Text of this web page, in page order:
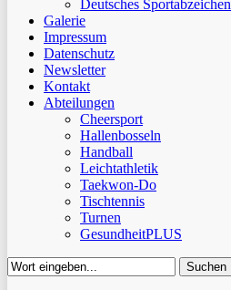
Deutsches Sportabzeichen
Galerie
Impressum
Datenschutz
Newsletter
Kontakt
Abteilungen
Cheersport
Hallenbosseln
Handball
Leichtathletik
Taekwon-Do
Tischtennis
Turnen
GesundheitPLUS
Suchen